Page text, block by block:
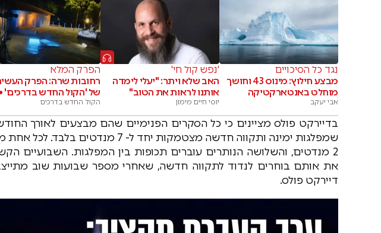
נגד כל הסיכויים
מבצע חילוץ: מינוס 43 וחושך
מוחלט באנטארקטיקה
אבי יעקב
'נפש קול חי'
האב שלא ויתר: "יעלי לימדה
אותנו לראות את הטוב"
יוסי חיים מימון
הפרק המלא
רחובות שרה: הפרק
של 'הקול החדש בדרכים'
הקול החדש בדרכים
בדיירקט פולס מציינים כי כל הסקרים הפנימיים שהם מבצעים לאורך
שמפלגות ימינה ותקווה חדשה מצטמקות יחד
2 מנדטים, והשלושה הנותרים עוברים תכופות בין המפלגות. השבועיים
דיירקט פולס.